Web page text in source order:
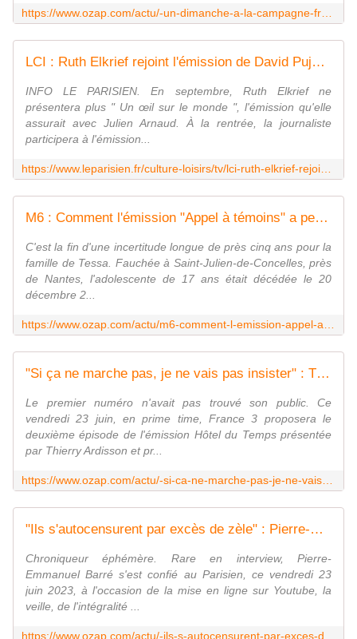
LCI : Ruth Elkrief rejoint l'émission de David Pujadas
INFO LE PARISIEN. En septembre, Ruth Elkrief ne
présentera plus " Un œil sur le monde ", l'émission qu'elle
assurait avec Julien Arnaud. À la rentrée, la journaliste
participera à l'émission...
M6 : Comment l'émission "Appel à témoins" a permis de trouver le responsable de la mort de Tessa
C'est la fin d'une incertitude longue de près cinq ans pour la
famille de Tessa. Fauchée à Saint-Julien-de-Concelles, près
de Nantes, l'adolescente de 17 ans était décédée le 20
décembre 2...
"Si ça ne marche pas, je ne vais pas insister" : Thierry Ardisson sur les audiences d'"Hôtel du Temps" sur France 3
Le premier numéro n'avait pas trouvé son public. Ce
vendredi 23 juin, en prime time, France 3 proposera le
deuxième épisode de l'émission Hôtel du Temps présentée
par Thierry Ardisson et pr...
"Ils s'autocensurent par excès de zèle" : Pierre-Emmanuel Barré revient sur son départ de "C l'hebdo" sur France 5
Chroniqueur éphémère. Rare en interview, Pierre-
Emmanuel Barré s'est confié au Parisien, ce vendredi 23
juin 2023, à l'occasion de la mise en ligne sur Youtube, la
veille, de l'intégralité ...